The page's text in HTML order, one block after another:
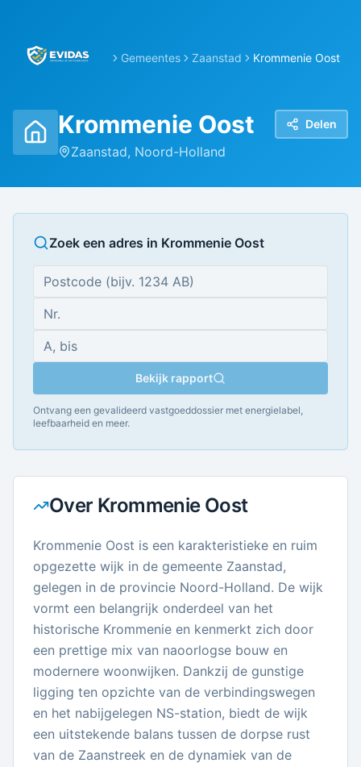
Gemeentes Zaanstad Krommenie Oost
Krommenie Oost
Zaanstad, Noord-Holland
Delen
Zoek een adres in Krommenie Oost
Bekijk rapport
Ontvang een gevalideerd vastgoeddossier met energielabel,
leefbaarheid en meer.
Over Krommenie Oost
Krommenie Oost is een karakteristieke en ruim
opgezette wijk in de gemeente Zaanstad,
gelegen in de provincie Noord-Holland. De wijk
vormt een belangrijk onderdeel van het
historische Krommenie en kenmerkt zich door
een prettige mix van naoorlogse bouw en
modernere woonwijken. Dankzij de gunstige
ligging ten opzichte van de verbindingswegen
en het nabijgelegen NS-station, biedt de wijk
een uitstekende balans tussen de dorpse rust
van de Zaanstreek en de dynamiek van de